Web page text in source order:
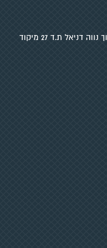
ישיבת מקור חיים קרית חינוך נווה דניאל ת.ד 27 מיקוד